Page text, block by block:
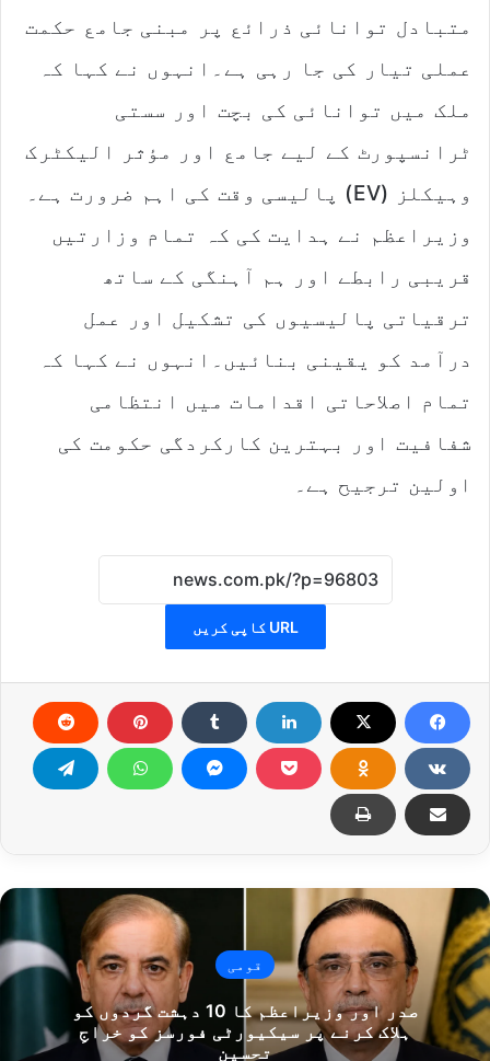
متبادل توانائی ذرائع پر مبنی جامع حکمت
عملی تیار کی جا رہی ہے۔انہوں نے کہا کہ
ملک میں توانائی کی بچت اور سستی
ٹرانسپورٹ کے لیے جامع اور مؤثر الیکٹرک
وہیکلز (EV) پالیسی وقت کی اہم ضرورت ہے۔
وزیراعظم نے ہدایت کی کہ تمام وزارتیں
قریبی رابطے اور ہم آہنگی کے ساتھ
ترقیاتی پالیسیوں کی تشکیل اور عمل
درآمد کو یقینی بنائیں۔انہوں نے کہا کہ
تمام اصلاحاتی اقدامات میں انتظامی
شفافیت اور بہترین کارکردگی حکومت کی
اولین ترجیح ہے۔
URL کاپی کریں
قومی
صدر اور وزیراعظم کا 10 دہشت گردوں کو
ہلاک کرنے پر سیکیورٹی فورسز کو خراجِ
تحسین